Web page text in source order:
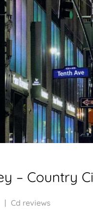
– Country
Cd reviews